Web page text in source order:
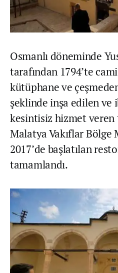
Osmanlı döneminde
tarafından 1794’te
kütüphane ve
şeklinde inşa edilen ve
kesintisiz hizmet
Malatya Vakıflar Bölge
2017’de başlatılan
tamamlandı.